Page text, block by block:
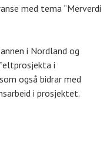
med tema “Merverdi
i Nordland og
i
også bidrar med
i prosjektet.